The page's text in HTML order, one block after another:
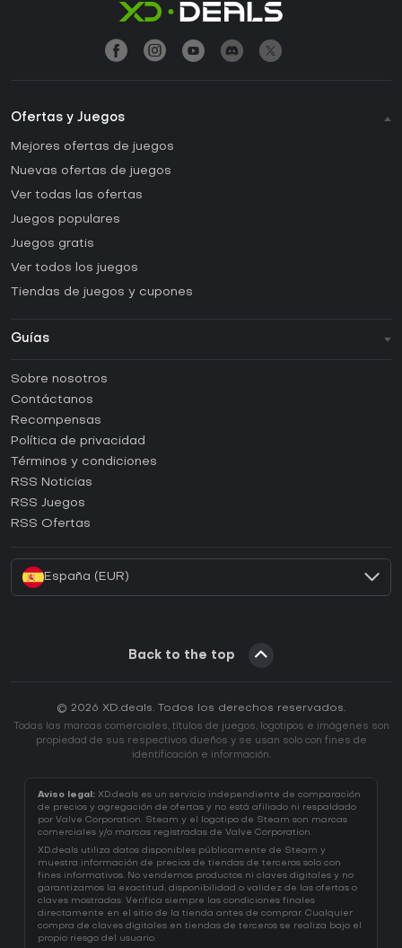
Ofertas y Juegos
Mejores ofertas de juegos
Nuevas ofertas de juegos
Ver todas las ofertas
Juegos populares
Juegos gratis
Ver todos los juegos
Tiendas de juegos y cupones
Guías
Guías y tutoriales
¿Cómo activar una CD Key de Steam?
¿Cómo activar una CD Key de Epic Games?
¿Cómo activar una CD Key de GOG?
¿Cómo activar una CD Key de Ubisoft Connect?
Sobre nosotros
Contáctanos
Recompensas
Política de privacidad
Términos y condiciones
RSS Noticias
RSS Juegos
RSS Ofertas
España (EUR)
Back to the top
© 2026 XD.deals. Todos los derechos reservados.
Todas las marcas comerciales, títulos de juegos, logotipos e imágenes son
propiedad de sus respectivos dueños y se usan solo con fines de
identificación e información.
Aviso legal: XD.deals es un servicio independiente de comparación
de precios y agregación de ofertas y no está afiliado ni respaldado
por Valve Corporation. Steam y el logotipo de Steam son marcas
comerciales y/o marcas registradas de Valve Corporation.
XD.deals utiliza datos disponibles públicamente de Steam y
muestra información de precios de tiendas de terceros solo con
fines informativos. No vendemos productos ni claves digitales y no
garantizamos la exactitud, disponibilidad o validez de las ofertas o
claves mostradas. Verifica siempre las condiciones finales
directamente en el sitio de la tienda antes de comprar. Cualquier
compra de claves digitales en tiendas de terceros se realiza bajo el
propio riesgo del usuario.